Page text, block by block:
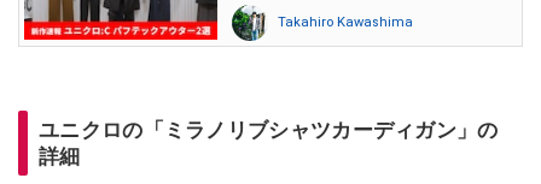
Takahiro Kawashima
ユニクロの「ミラノリブシャツカーディガン」の
詳細